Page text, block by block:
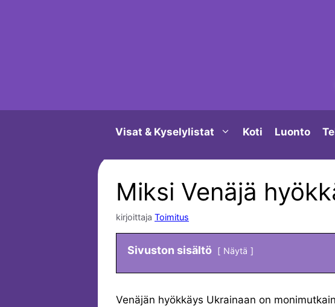
Visat & Kyselylistat Koti Luonto
Miksi Venäjä
kirjoittaja Toimitus
Sivuston sisältö Näytä
Venäjän hyökkäys Ukrainaan on